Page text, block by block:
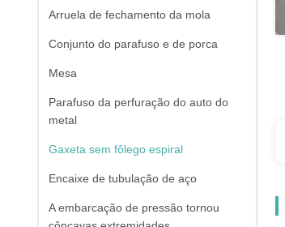
Arruela de fechamento da mola
Conjunto do parafuso e de porca
Mesa
Parafuso da perfuração do auto do
metal
Gaxeta sem fôlego espiral
Encaixe de tubulação de aço
A embarcação de pressão tornou